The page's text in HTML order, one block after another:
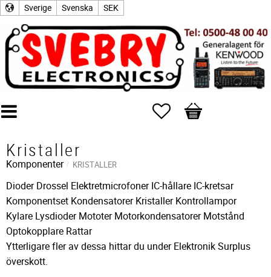
Sverige Svenska SEK
Favoriter
Kundvagn
Kristaller
Komponenter KRISTALLER
Dioder Drossel Elektretmicrofoner IC-hållare IC-kretsar
Komponentset Kondensatorer Kristaller Kontrollampor
Kylare Lysdioder Mototer Motorkondensatorer Motstånd
Optokopplare Rattar
Ytterligare fler av dessa hittar du under Elektronik Surplus
överskott.